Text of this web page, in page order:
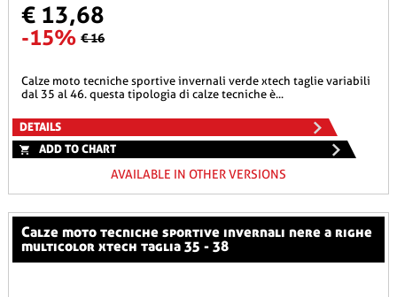
€ 13,68
-15% € 16
calze moto tecniche sportive invernali verde xtech taglie variabili
dal 35 al 46. questa tipologia di calze tecniche è...
DETAILS
ADD TO CHART
AVAILABLE IN OTHER VERSIONS
calze moto tecniche sportive invernali nere a righe
multicolor xtech taglia 35 - 38